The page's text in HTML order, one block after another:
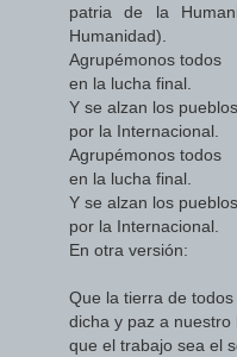
patria de la
Humanidad).
Agrupémonos todos
en la lucha final.
Y se alzan los pueblos
por la Internacional.
Agrupémonos todos
en la lucha final.
Y se alzan los
por la Internacional.
En otra versión:
Que la tierra de
dicha y paz a nuestro
que el trabajo sea el